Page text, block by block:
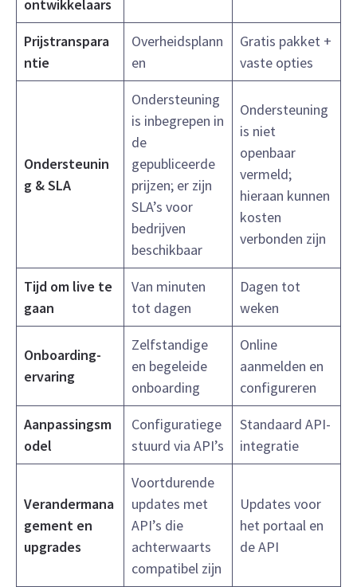
ontwikkelaars
Prijstranspara
ntie
Overheidsplann
en
Gratis pakket +
vaste opties
Ondersteunin
g & SLA
Ondersteuning
is inbegrepen in
de
gepubliceerde
prijzen; er zijn
SLA’s voor
bedrijven
beschikbaar
Ondersteuning
is niet
openbaar
vermeld;
hieraan kunnen
kosten
verbonden zijn
Tijd om live te
gaan
Van minuten
tot dagen
Dagen tot
weken
Onboarding-
ervaring
Zelfstandige
en begeleide
onboarding
Online
aanmelden en
configureren
Aanpassingsm
odel
Configuratiege
stuurd via API’s
Standaard API-
integratie
Verandermana
gement en
upgrades
Voortdurende
updates met
API’s die
achterwaarts
compatibel zijn
Updates voor
het portaal en
de API